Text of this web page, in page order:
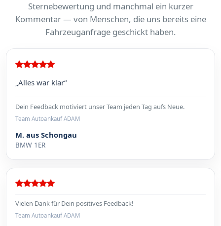
Sternebewertung und manchmal ein kurzer
Kommentar — von Menschen, die uns bereits eine
Fahrzeuganfrage geschickt haben.
„Alles war klar“
Dein Feedback motiviert unser Team jeden Tag aufs Neue.
Team Autoankauf ADAM
M. aus Schongau
BMW 1ER
Vielen Dank für Dein positives Feedback!
Team Autoankauf ADAM